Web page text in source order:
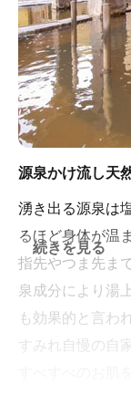
源泉かけ流し天
湧き出る源泉は
るほど身体が温
指先やつま先ま
泉成分により湯
も効果的と言わ
すみれ自慢の自
続きを見る